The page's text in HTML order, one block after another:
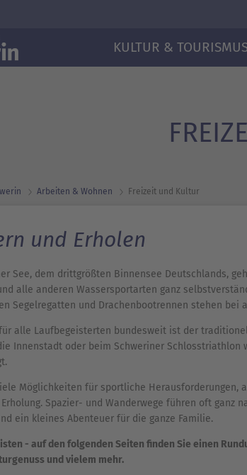
KULTUR &
Arbeiten & Wohnen Freizeit und Kultur
und Erholen
See, dem drittgrößten Binnensee Deutschlands,
alle anderen Wassersportarten ganz
Segelregatten und Drachenbootrennen stehen bei
alle Laufbegeisterten bundesweit ist der
Innenstadt oder beim Schweriner Schlosstriathlon
Möglichkeiten für sportliche Herausforderungen,
Spazier- und Wanderwege führen oft ganz
ein kleines Abenteuer für die ganze Familie.
- auf den folgenden Seiten finden Sie einen
und vielem mehr.